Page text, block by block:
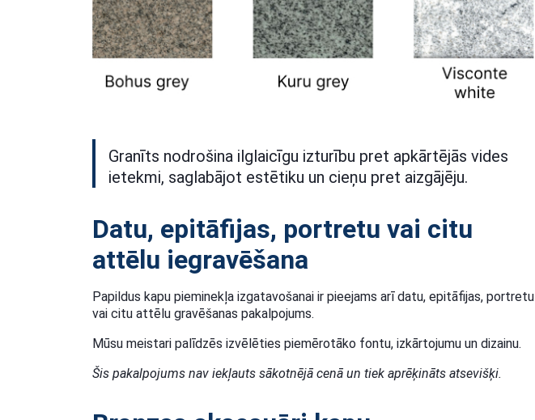
Granīts nodrošina ilglaicīgu izturību pret apkārtējās vides
ietekmi, saglabājot estētiku un cieņu pret aizgājēju.
Datu, epitāfijas, portretu vai citu
attēlu iegravēšana
Papildus kapu pieminekļa izgatavošanai ir pieejams arī datu, epitāfijas, portretu
vai citu attēlu gravēšanas pakalpojums.
Mūsu meistari palīdzēs izvēlēties piemērotāko fontu, izkārtojumu un dizainu.
Šis pakalpojums nav iekļauts sākotnējā cenā un tiek aprēķināts atsevišķi.